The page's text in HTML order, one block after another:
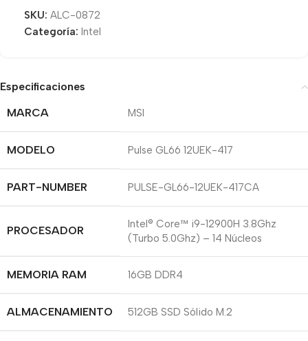
SKU: ALC-0872
Categoría: Intel
Especificaciones
MARCA
MSI
MODELO Pulse GL66 12UEK-417
PART-NUMBER PULSE-GL66-12UEK-417CA
PROCESADOR
Intel® Core™ i9-12900H 3.8Ghz
(Turbo 5.0Ghz) – 14 Núcleos
MEMORIA RAM 16GB DDR4
ALMACENAMIENTO 512GB SSD Sólido M.2